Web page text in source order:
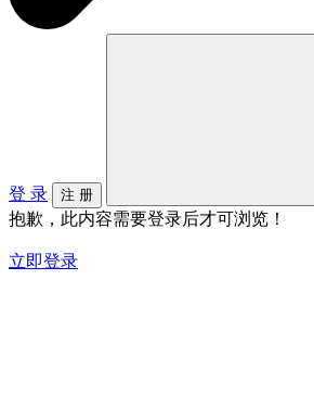
登 录 注 册
抱歉，此内容需要登录后才可浏览！
立即登录